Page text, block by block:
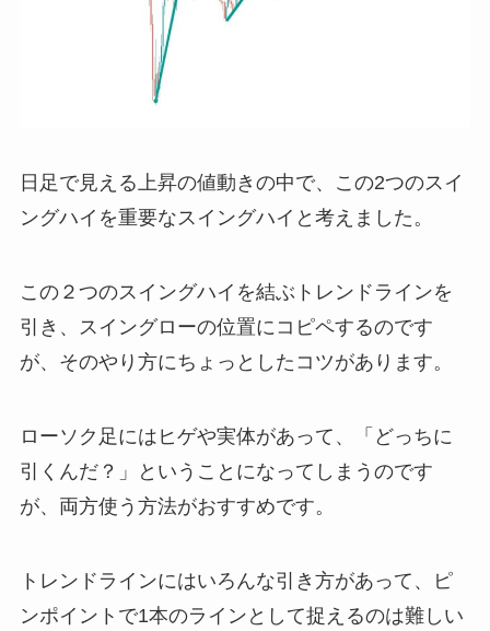
日足で見える上昇の値動きの中で、この2つのスイ
ングハイを重要なスイングハイと考えました。
この２つのスイングハイを結ぶトレンドラインを
引き、スイングローの位置にコピペするのです
が、そのやり方にちょっとしたコツがあります。
ローソク足にはヒゲや実体があって、「どっちに
引くんだ？」ということになってしまうのです
が、両方使う方法がおすすめです。
トレンドラインにはいろんな引き方があって、ピ
ンポイントで1本のラインとして捉えるのは難しい